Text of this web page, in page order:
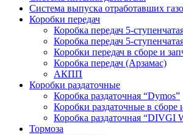
Система выпуска отработавших
Коробки передач
Коробка передач 5-
Коробка передач 5-
Коробки передач в сборе и
Коробка передач (Арзамас)
АКПП
Коробки раздаточные
Коробка раздаточная “Dymos”
Коробки раздаточные в сборе
Коробка раздаточная “DIVGI
Тормоза